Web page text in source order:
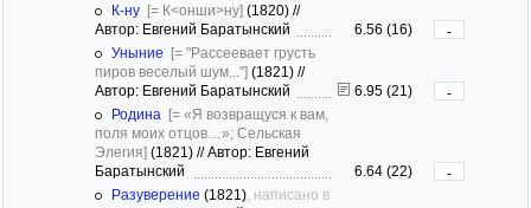
К-ну [= К<онши>ну] (1820) //
Автор: Евгений Баратынский
6.56 (16)
-
Уныние [= "Рассеевает грусть
пиров веселый шум..."] (1821) //
Автор: Евгений Баратынский
6.95 (21)
-
Родина [= «Я возвращуся к вам,
поля моих отцов…»; Сельская
Элегия] (1821) //Автор: Евгений
Баратынский
6.64 (22)
-
Разуверение (1821) , написано в